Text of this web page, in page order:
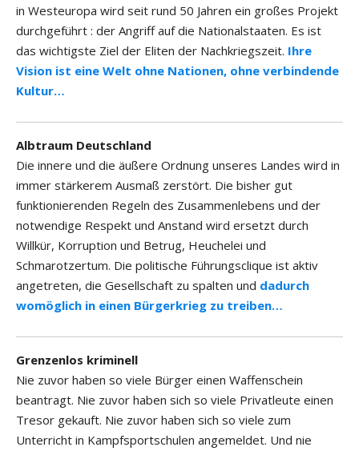
in Westeuropa wird seit rund 50 Jahren ein großes Projekt
durchgeführt : der Angriff auf die Nationalstaaten. Es ist
das wichtigste Ziel der Eliten der Nachkriegszeit. Ihre
Vision ist eine Welt ohne Nationen, ohne verbindende
Kultur…
Albtraum Deutschland
Die innere und die äußere Ordnung unseres Landes wird in
immer stärkerem Ausmaß zerstört. Die bisher gut
funktionierenden Regeln des Zusammenlebens und der
notwendige Respekt und Anstand wird ersetzt durch
Willkür, Korruption und Betrug, Heuchelei und
Schmarotzertum. Die politische Führungsclique ist aktiv
angetreten, die Gesellschaft zu spalten und dadurch
womöglich in einen Bürgerkrieg zu treiben…
Grenzenlos kriminell
Nie zuvor haben so viele Bürger einen Waffenschein
beantragt. Nie zuvor haben sich so viele Privatleute einen
Tresor gekauft. Nie zuvor haben sich so viele zum
Unterricht in Kampfsportschulen angemeldet. Und nie